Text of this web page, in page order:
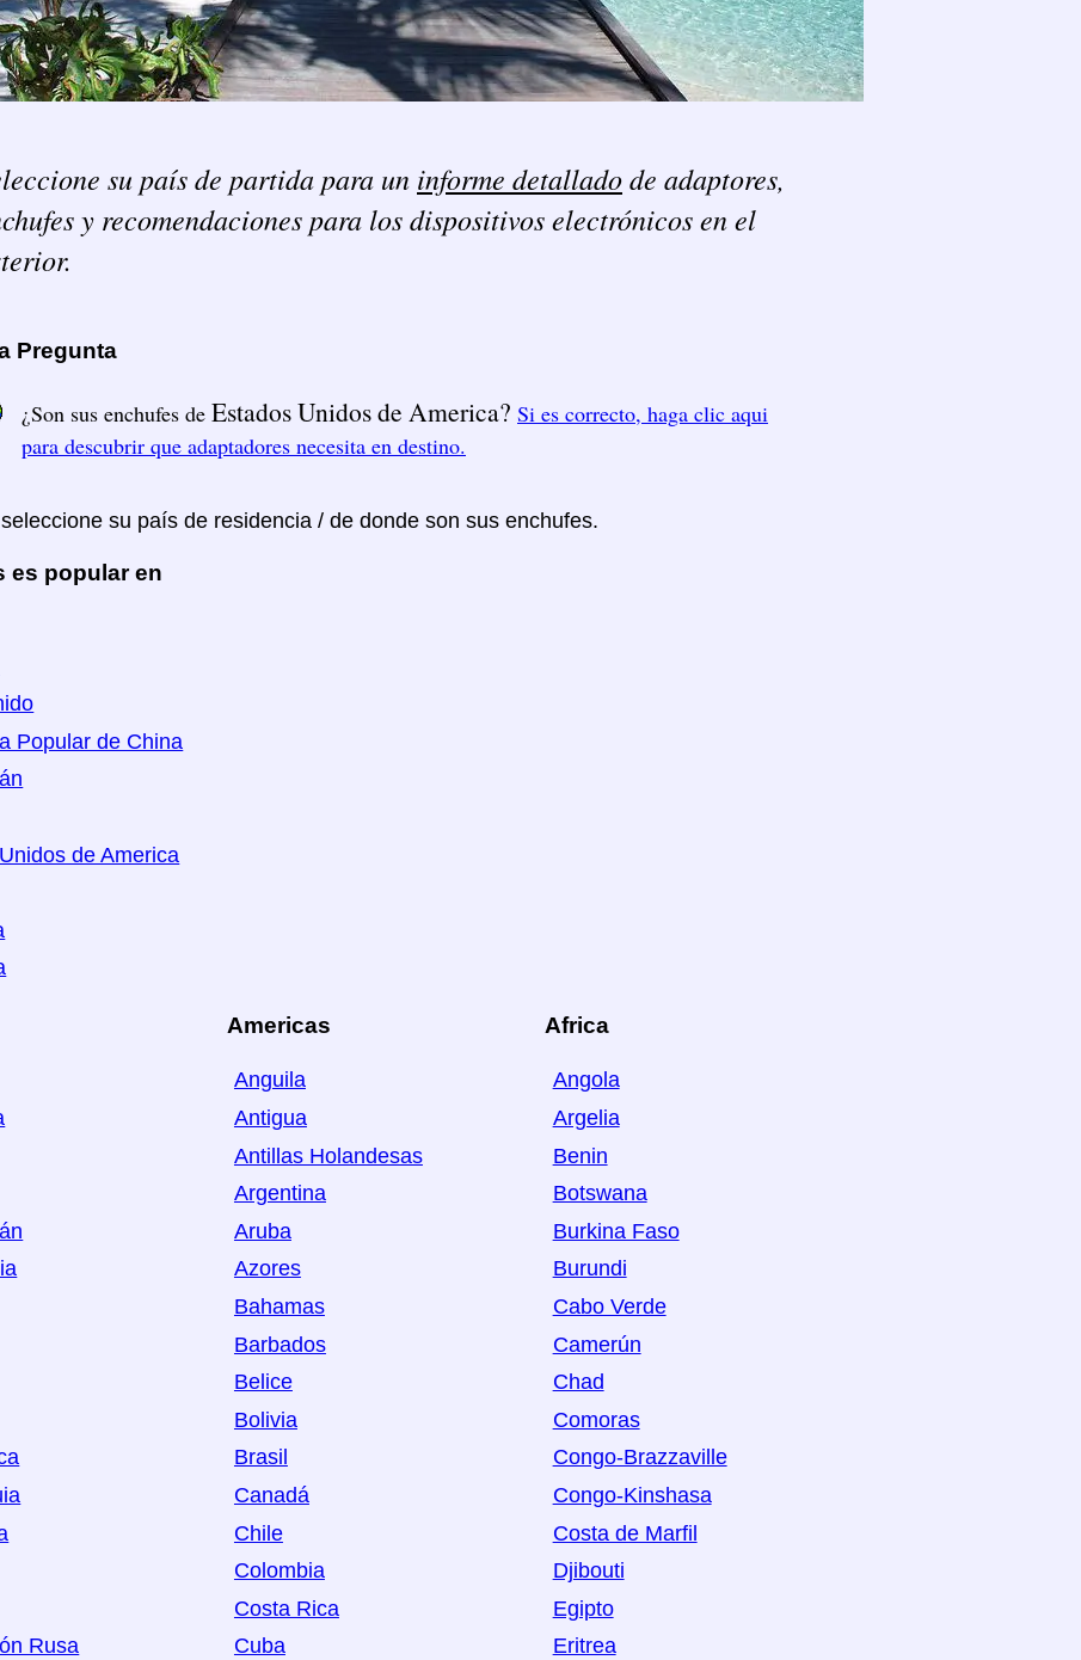
su país de partida para un informe detalladode adaptores,
y recomendaciones para los dispositivos electrónicos en el
Pregunta
¿Son sus enchufes de Estados Unidos de America? Si es correcto, haga clic aqui
para descubrir que adaptadores necesita en destino.
su país de residencia / de donde son sus enchufes.
es popular en
Popular de China
de America
Rusa
Americas
Anguila
Antigua
Antillas Holandesas
Argentina
Aruba
Azores
Bahamas
Barbados
Belice
Bolivia
Brasil
Canadá
Chile
Colombia
Costa Rica
Cuba
Africa
Angola
Argelia
Benin
Botswana
Burkina Faso
Burundi
Cabo Verde
Camerún
Chad
Comoras
Congo-Brazzaville
Congo-Kinshasa
Costa de Marfil
Djibouti
Egipto
Eritrea